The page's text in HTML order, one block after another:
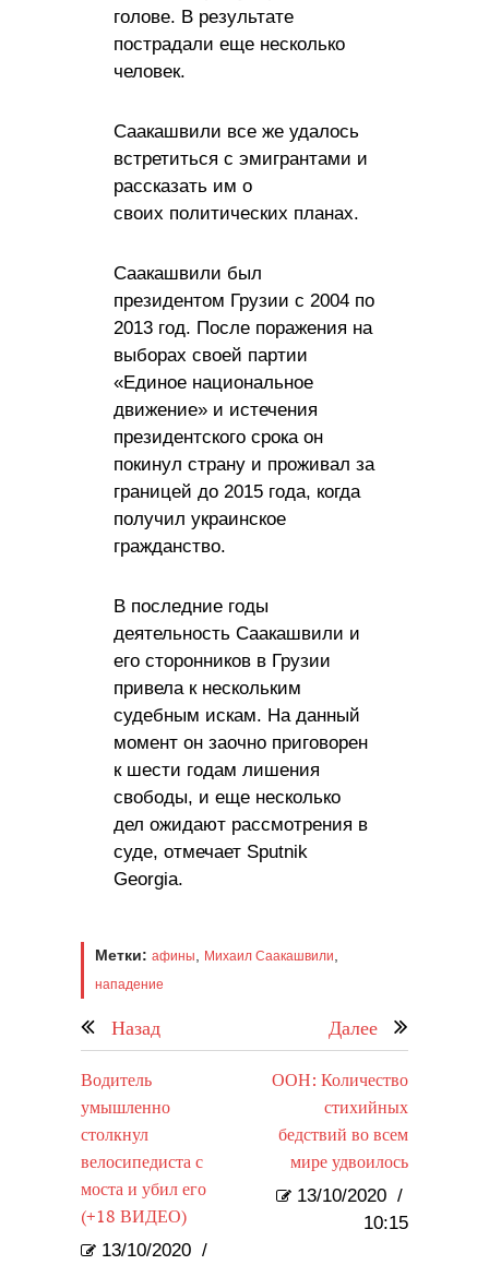
голове. В результате
пострадали еще несколько
человек.
Саакашвили все же удалось
встретиться с эмигрантами и
рассказать им о
своих политических планах.
Саакашвили был
президентом Грузии с 2004 по
2013 год. После поражения на
выборах своей партии
«Единое национальное
движение» и истечения
президентского срока он
покинул страну и проживал за
границей до 2015 года, когда
получил украинское
гражданство.
В последние годы
деятельность Саакашвили и
его сторонников в Грузии
привела к нескольким
судебным искам. На данный
момент он заочно приговорен
к шести годам лишения
свободы, и еще несколько
дел ожидают рассмотрения в
суде, отмечает Sputnik
Georgia.
Метки: афины Михаил Саакашвили
нападение
Назад Далее
Водитель
умышленно
столкнул
велосипедиста с
моста и убил его
(+18 ВИДЕО)
13/10/2020 /
ООН: Количество
стихийных
бедствий во всем
мире удвоилось
13/10/2020 /
10:15